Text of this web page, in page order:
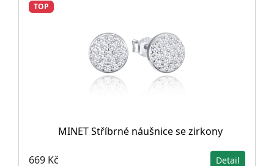
TOP
MINET Stříbrné náušnice se zirkony
669 Kč Detail